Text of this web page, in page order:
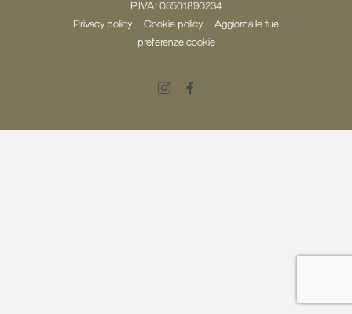
P.IVA: 03501890234
Privacy policy - Cookie policy - Aggiorna le tue
preferenze cookie
Instagram